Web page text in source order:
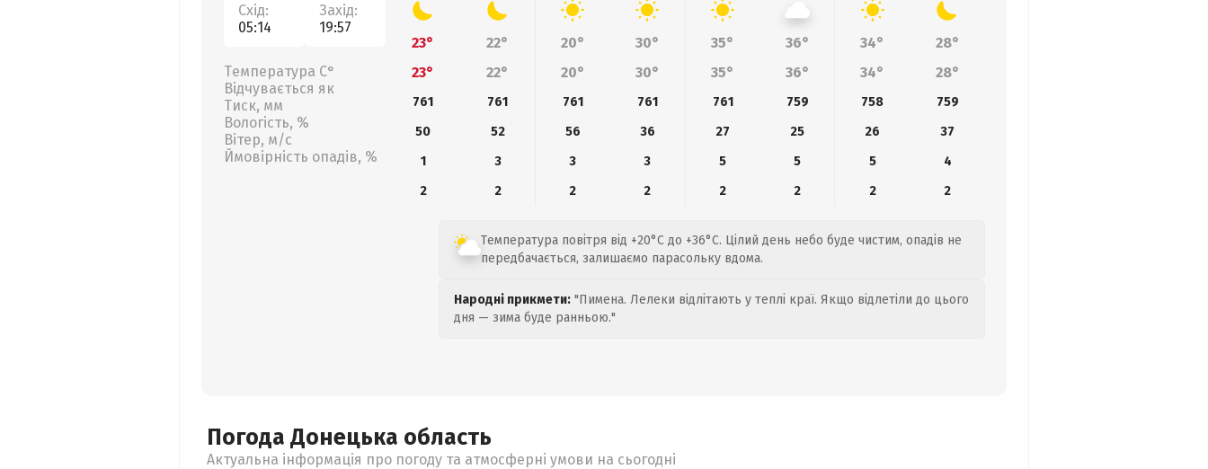
Схід:
05:14
Захід:
19:57
Температура С°
Відчувається як
Тиск, мм
Вологість, %
Вітер, м/с
Ймовірність опадів, %
23° 22° 20° 30° 35° 36° 34°
28°
23°
22° 20° 30° 35° 36° 34° 28°
761 761 761 761 761 759 758
759
50
52 56 36 27 25 26
37
1
3 3 3 5 5 5
4
2
2 2 2 2 2 2 2
Температура повітря від +20°C до +36°C. Цілий день небо буде чистим, опадів не
передбачається, залишаємо парасольку вдома.
Народні прикмети: "Пимена. Лелеки відлітають у теплі краї. Якщо відлетіли до цього
дня — зима буде ранньою."
Погода Донецька область
Актуальна інформація про погоду та атмосферні умови на сьогодні